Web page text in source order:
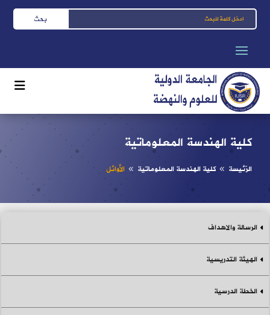
كلية الهندسة المعلوماتية
الرّئيسة 8 كلية الهندسة المعلوماتية 8 الأوائل
الرسالة والاهداف
الهيئة التدريسية
الخطة الدرسية